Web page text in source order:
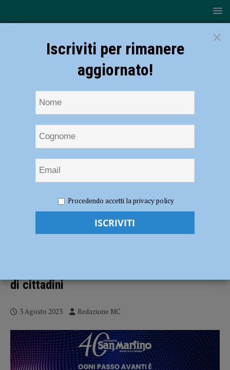
anomalie nelle procedure del Comune? Lo chiede Gloria Zanardi di
Fratelli d’Italia su segnalazione di cittadini
Carta “Dedicata a Te”, anomalie nelle
di cittadini
3 Agosto 2023 Redazione MC
×
Iscriviti per rimanere
aggiornato!
Procedendo accetti la privacy policy